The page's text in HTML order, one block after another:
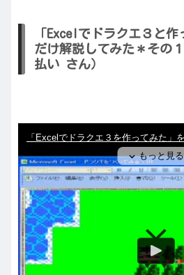
「Excelでドラクエ３と
だけ解説してみた＊その
払い さん）